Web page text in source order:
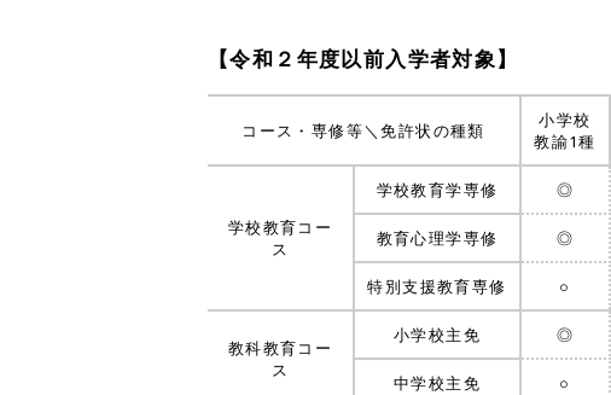
コンセプトムービーを見る
【令和２年度以前入学者対象】
コース・専修等＼免許状の種類
小学校
教諭1種
学校教育コー
ス
学校教育学専修 ◎
教育心理学専修 ◎
特別支援教育専修 ○
教科教育コー
ス
小学校主免 ◎
中学校主免 ○